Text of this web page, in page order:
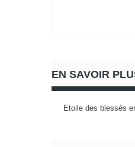
EN SAVOIR
Etoile des blessés